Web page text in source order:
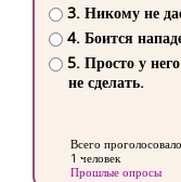
3. Никому не
4. Боится
5. Просто у
не сделать.
Всего проголосовало
1 человек
Прошлые опросы